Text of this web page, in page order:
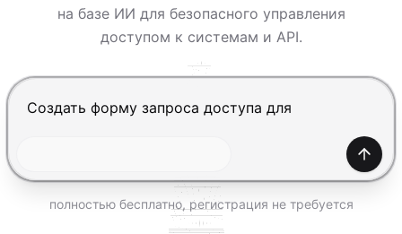
ПОПРОБОВАТЬ БЕСПЛАТНО
на базе ИИ для безопасного управления
доступом к системам и API.
Нажмите Enter, чтобы отправить, Shift+Enter —
полностью бесплатно, регистрация не требуется